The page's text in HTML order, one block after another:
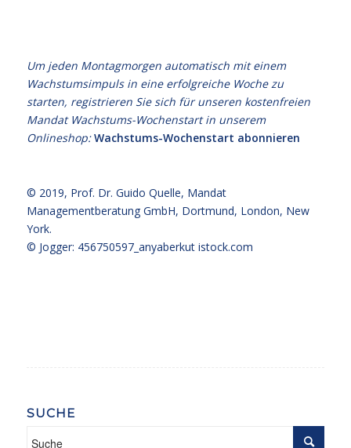
Um jeden Montagmorgen automatisch mit einem
Wachstumsimpuls in eine erfolgreiche Woche zu
starten, registrieren Sie sich für unseren kostenfreien
Mandat Wachstums-Wochenstart in unserem
Onlineshop:Wachstums-Wochenstart abonnieren
© 2019, Prof. Dr. Guido Quelle, Mandat
Managementberatung GmbH, Dortmund, London, New
York.
© Jogger: 456750597_anyaberkut istock.com
SUCHE